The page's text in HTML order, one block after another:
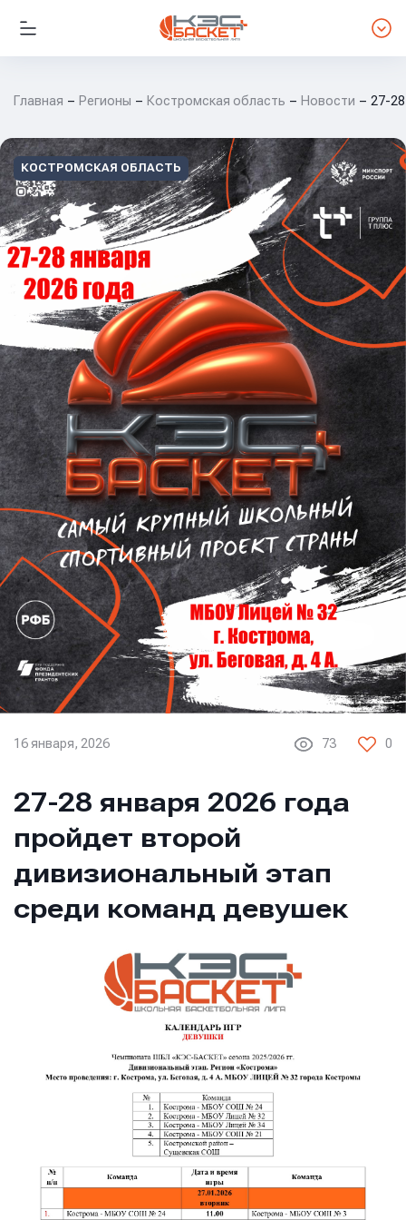
Главная Регионы Костромская область Новости 27-
КОСТРОМСКАЯ ОБЛАСТЬ
16 января, 2026 73 0
27-28 января 2026 года
пройдет второй
дивизиональный этап
среди команд девушек